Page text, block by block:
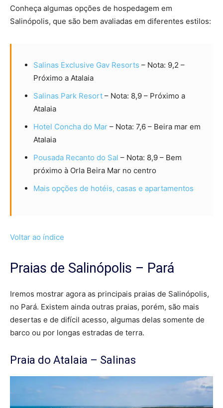
Conheça algumas opções de hospedagem em
Salinópolis, que são bem avaliadas em diferentes estilos:
Salinas Exclusive Gav Resorts – Nota: 9,2 –
Próximo a Atalaia
Salinas Park Resort – Nota: 8,9 – Próximo a
Atalaia
Hotel Concha do Mar – Nota: 7,6 – Beira mar em
Atalaia
Pousada Recanto do Sal – Nota: 8,9 – Bem
próximo à Orla Beira Mar no centro
Mais opções de hotéis, casas e apartamentos
Voltar ao índice
Praias de Salinópolis – Pará
Iremos mostrar agora as principais praias de Salinópolis,
no Pará. Existem ainda outras praias, porém, são mais
desertas e de difícil acesso, algumas delas somente de
barco ou por longas estradas de terra.
Praia do Atalaia – Salinas